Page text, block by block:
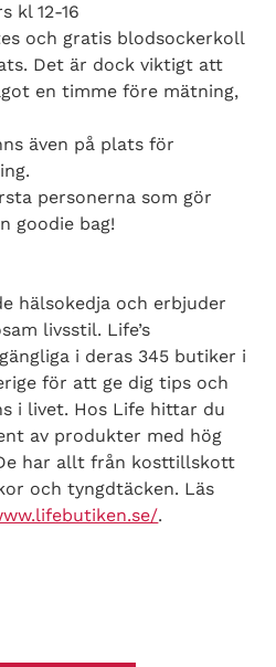
Sverige
kl 12-16
och gratis blodsockerkoll
Det är dock viktigt att
en timme före mätning,
även på plats för
personerna som gör
goodie bag!
hälsokedja och erbjuder
livsstil. Life’s
i deras 345 butiker i
för att ge dig tips och
i livet. Hos Life hittar du
av produkter med hög
har allt från kosttillskott
och tyngdtäcken. Läs
.